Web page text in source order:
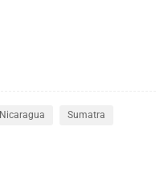
Nicaragua
Sumatra